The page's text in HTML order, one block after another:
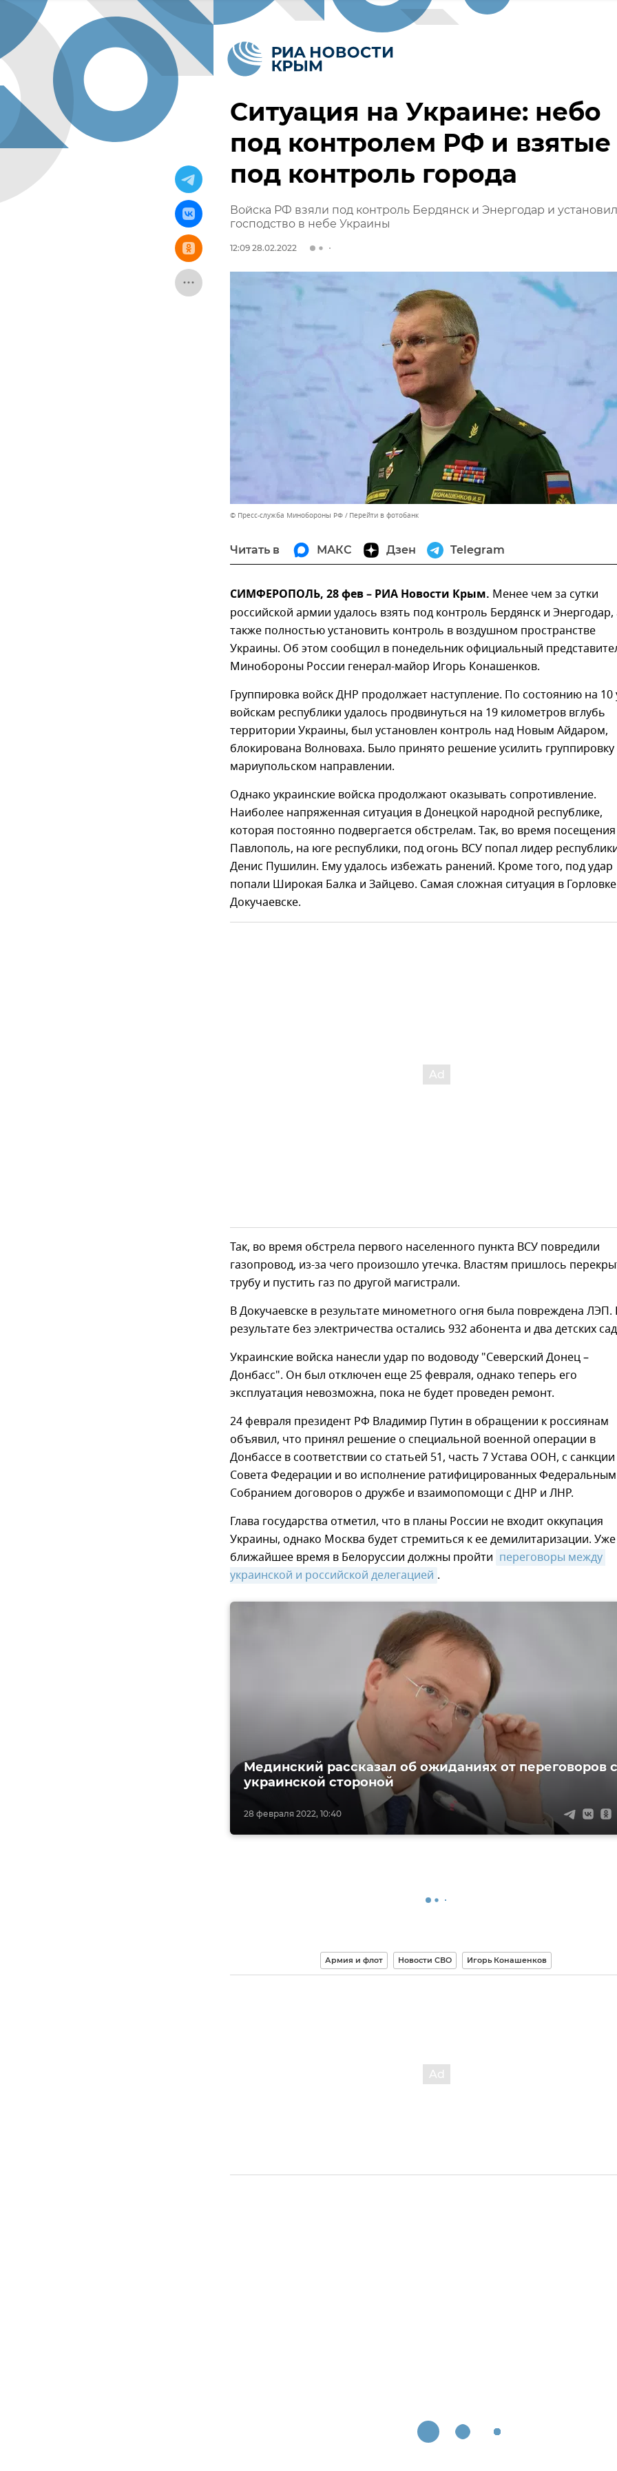
Ситуация на Украине: небо
под контролем РФ и взятые
под контроль города
Войска РФ взяли под контроль Бердянск и Энергодар и
господство в небе Украины
12:09 28.02.2022
© Пресс-служба Минобороны РФ Перейти в фотобанк
Читать в МАКС Дзен Telegram
СИМФЕРОПОЛЬ, 28 фев – РИА Новости Крым. Менее чем за сутки
российской армии удалось взять под контроль Бердянск и Энергодар,
также полностью установить контроль в воздушном пространстве
Украины. Об этом сообщил в понедельник официальный
Минобороны России генерал-майор Игорь Конашенков.
Группировка войск ДНР продолжает наступление. По состоянию на 10
войскам республики удалось продвинуться на 19 километров вглубь
территории Украины, был установлен контроль над Новым Айдаром,
блокирована Волноваха. Было принято решение усилить группировку
мариупольском направлении.
Однако украинские войска продолжают оказывать сопротивление.
Наиболее напряженная ситуация в Донецкой народной республике,
которая постоянно подвергается обстрелам. Так, во время
Павлополь, на юге республики, под огонь ВСУ попал лидер
Денис Пушилин. Ему удалось избежать ранений. Кроме того, под удар
попали Широкая Балка и Зайцево. Самая сложная ситуация в
Докучаевске.
Так, во время обстрела первого населенного пункта ВСУ повредили
газопровод, из-за чего произошло утечка. Властям пришлось
трубу и пустить газ по другой магистрали.
В Докучаевске в результате минометного огня была повреждена ЛЭП.
результате без электричества остались 932 абонента и два детских
Украинские войска нанесли удар по водоводу "Северский Донец –
Донбасс". Он был отключен еще 25 февраля, однако теперь его
эксплуатация невозможна, пока не будет проведен ремонт.
24 февраля президент РФ Владимир Путин в обращении к россиянам
объявил, что принял решение о специальной военной операции в
Донбассе в соответствии со статьей 51, часть 7 Устава ООН, с санкции
Совета Федерации и во исполнение ратифицированных Федеральным
Собранием договоров о дружбе и взаимопомощи с ДНР и ЛНР.
Глава государства отметил, что в планы России не входит оккупация
Украины, однако Москва будет стремиться к ее демилитаризации.
ближайшее время в Белоруссии должны пройти переговоры между
украинской и российской делегацией .
28 февраля 2022, 10:40
Мединский рассказал об ожиданиях от переговоров с
украинской стороной
Армия и флот Новости СВО Игорь Конашенков